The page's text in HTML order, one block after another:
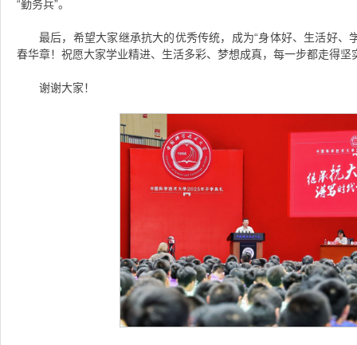
“勤务兵”。
最后，希望大家继承抗大的优秀传统，成为“身体好、生活好、
春华章！祝愿大家学业精进、生活多彩、梦想成真，每一步都走得坚
谢谢大家！